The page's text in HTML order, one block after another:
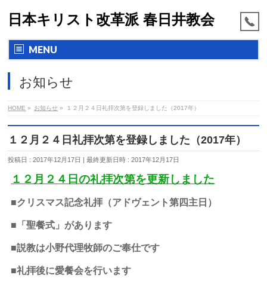
日本キリスト改革派 春日井教会
MENU
お知らせ
HOME » お知らせ » １２月２４日礼拝次第を登録しました（2017年）
１２月２４日礼拝次第を登録しました（2017年）
投稿日 : 2017年12月17日 最終更新日時 : 2017年12月17日
１２月２４日の礼拝次第を更新しました
■クリスマス記念礼拝（アドヴェント第四主日）
■「聖餐式」があります
■説教は小野代理牧師のご奉仕です
■礼拝後に愛餐会を行います